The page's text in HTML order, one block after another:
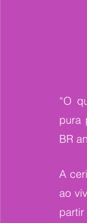
“O
pura
BR
A
ao